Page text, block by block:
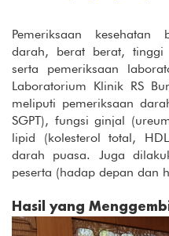
Pemeriksaan kesehatan
darah, berat berat, tinggi
serta pemeriksaan
Laboratorium Klinik RS
meliputi pemeriksaan
SGPT), fungsi ginjal
lipid (kolesterol total,
darah puasa. Juga
peserta (hadap depan dan
Hasil yang